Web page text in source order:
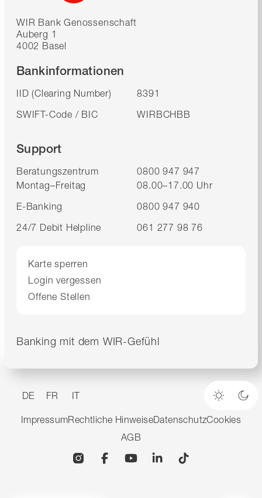
WIR Bank Genossenschaft
Auberg 1
4002 Basel
Bankinformationen
IID (Clearing Number)
8391
SWIFT-Code / BIC
WIRBCHBB
Support
Beratungszentrum
0800 947 947
Montag–Freitag
08.00–17.00 Uhr
E-Banking
0800 947 940
24/7 Debit Helpline
061 277 98 76
Karte sperren
Login vergessen
Offene Stellen
Banking mit dem WIR-Gefühl
DE FR IT
Heller
ImpressumRechtliche HinweiseDatenschutzCookies
AGB
InstagramFacebookYouTubeLinkedin